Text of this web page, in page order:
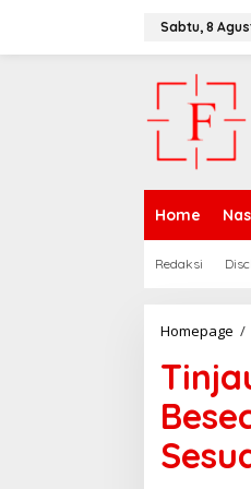
Sabtu, 8
Home
Redaksi
Homepage /